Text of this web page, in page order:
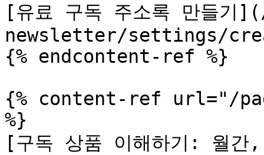
[유료 구독 주소록 만들기
newsletter/settings/
{% endcontent-ref %}
{% content-ref url="/
%}
[구독 상품 이해하기: 월